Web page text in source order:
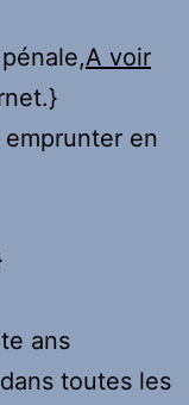
A voir
emprunter en
ans
toutes les